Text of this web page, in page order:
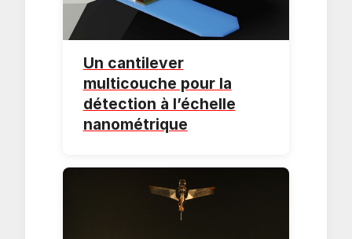
Un cantilever
multicouche pour la
détection à l’échelle
nanométrique